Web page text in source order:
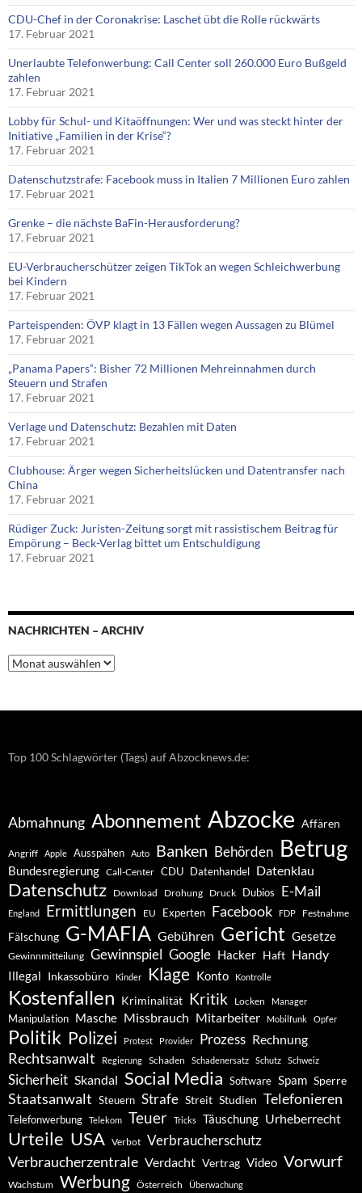
CDU-Chef in der Coronakrise: Laschet übt die Rolle rückwärts
17. Februar 2021
Unerlaubte Telefonwerbung: Call Center soll 260.000 Euro Bußgeld
zahlen
17. Februar 2021
Lobby für Schul- und Kitaöffnungen: Wer und was steckt hinter der
Initiative „Familien in der Krise“?
17. Februar 2021
Datenschutzstrafe: Facebook muss in Italien 7 Millionen Euro zahlen
17. Februar 2021
Grenke – die nächste BaFin-Herausforderung?
17. Februar 2021
EU-Verbraucherschützer zeigen TikTok an wegen Schleichwerbung
bei Kindern
17. Februar 2021
Parteispenden: ÖVP klagt in 13 Fällen wegen Aussagen zu Blümel
17. Februar 2021
„Panama Papers“: Bisher 72 Millionen Mehreinnahmen durch
Steuern und Strafen
17. Februar 2021
Verlage und Datenschutz: Bezahlen mit Daten
17. Februar 2021
Clubhouse: Ärger wegen Sicherheitslücken und Datentransfer nach
China
17. Februar 2021
Rüdiger Zuck: Juristen-Zeitung sorgt mit rassistischem Beitrag für
Empörung – Beck-Verlag bittet um Entschuldigung
17. Februar 2021
NACHRICHTEN – ARCHIV
Nachrichten
–
Top 100 Schlagwörter (Tags) auf Abzocknews.de:
Abmahnung Abonnement Abzocke Affären
Angriff Apple Ausspähen Auto Banken Behörden Betrug
Bundesregierung Call-Center CDU Datenhandel Datenklau
Datenschutz Download Drohung Druck Dubios E-Mail
England Ermittlungen EU Experten Facebook FDP Festnahme
Fälschung G-MAFIA Gebühren Gericht Gesetze
Gewinnmitteilung Gewinnspiel Google Hacker Haft Handy
Illegal Inkassobüro Kinder Klage Konto Kontrolle
Kostenfallen Kriminalität Kritik Locken Manager
Manipulation Masche Missbrauch Mitarbeiter Mobilfunk Opfer
Politik Polizei Protest Provider Prozess Rechnung
Rechtsanwalt Regierung Schaden Schadenersatz Schutz Schweiz
Sicherheit Skandal Social Media Software Spam Sperre
Staatsanwalt Steuern Strafe Streit Studien Telefonieren
Telefonwerbung Telekom Teuer Tricks Täuschung Urheberrecht
Urteile USA Verbot Verbraucherschutz
Verbraucherzentrale Verdacht Vertrag Video Vorwurf
Wachstum Werbung Österreich Überwachung